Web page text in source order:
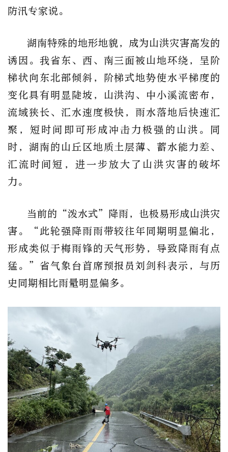
防汛专家说。
湖南特殊的地形地貌，成为山洪灾害高发的
诱因。我省东、西、南三面被山地环绕，呈阶
梯状向东北部倾斜，阶梯式地势使水平梯度的
变化具有明显陡坡，山洪沟、中小溪流密布，
流域狭长、汇水速度极快，雨水落地后快速汇
聚，短时间即可形成冲击力极强的山洪。同
时，湖南的山丘区地质土层薄、蓄水能力差、
汇流时间短，进一步放大了山洪灾害的破坏
力。
当前的“泼水式”降雨，也极易形成山洪灾
害。“此轮强降雨雨带较往年同期明显偏北，
形成类似于梅雨锋的天气形势，导致降雨有点
猛。”省气象台首席预报员刘剑科表示，与历
史同期相比雨量明显偏多。